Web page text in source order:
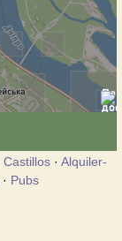
Castillos· Alquiler-
· Pubs